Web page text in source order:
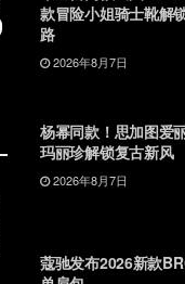
款冒险小姐骑士靴解
路
2026年8月7日
杨幂同款！思加图爱
玛丽珍解锁复古新风
2026年8月7日
蔻驰发布2026新款